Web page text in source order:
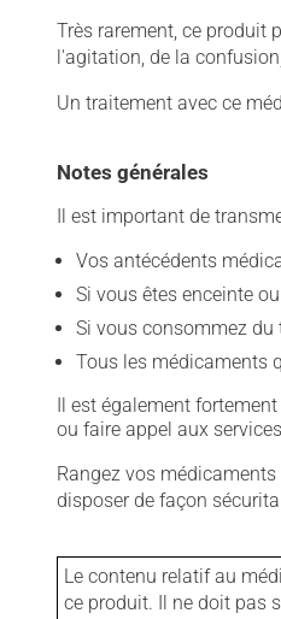
Très rarement, ce produit
l'agitation, de la
Un traitement avec ce
Notes générales
Il est important de
Vos antécédents
Si vous êtes enceinte
Si vous consommez du
Tous les médicaments
Il est également
ou faire appel aux
Rangez vos
disposer de façon
Le contenu relatif au
ce produit. Il ne doit pas